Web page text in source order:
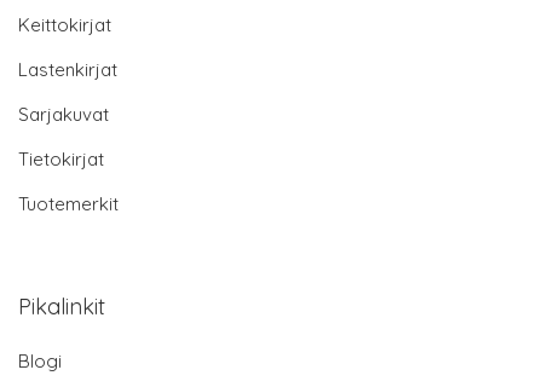
Keittokirjat
Lastenkirjat
Sarjakuvat
Tietokirjat
Tuotemerkit
Pikalinkit
Blogi